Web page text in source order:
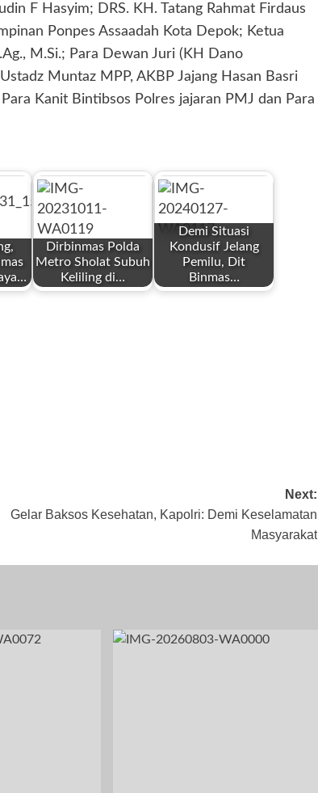
F Hasyim; DRS. KH. Tatang Rahmat Firdaus
Ponpes Assaadah Kota Depok; Ketua
M.Si.; Para Dewan Juri (KH Dano
Muntaz MPP, AKBP Jajang Hasan Basri
Kanit Bintibsos Polres jajaran PMJ dan Para
Dirbinmas Polda
Metro Sholat Subuh
Keliling di…
Demi Situasi
Kondusif Jelang
Pemilu, Dit
Binmas…
Next:
Gelar Baksos Kesehatan, Kapolri: Demi Keselamatan
Masyarakat